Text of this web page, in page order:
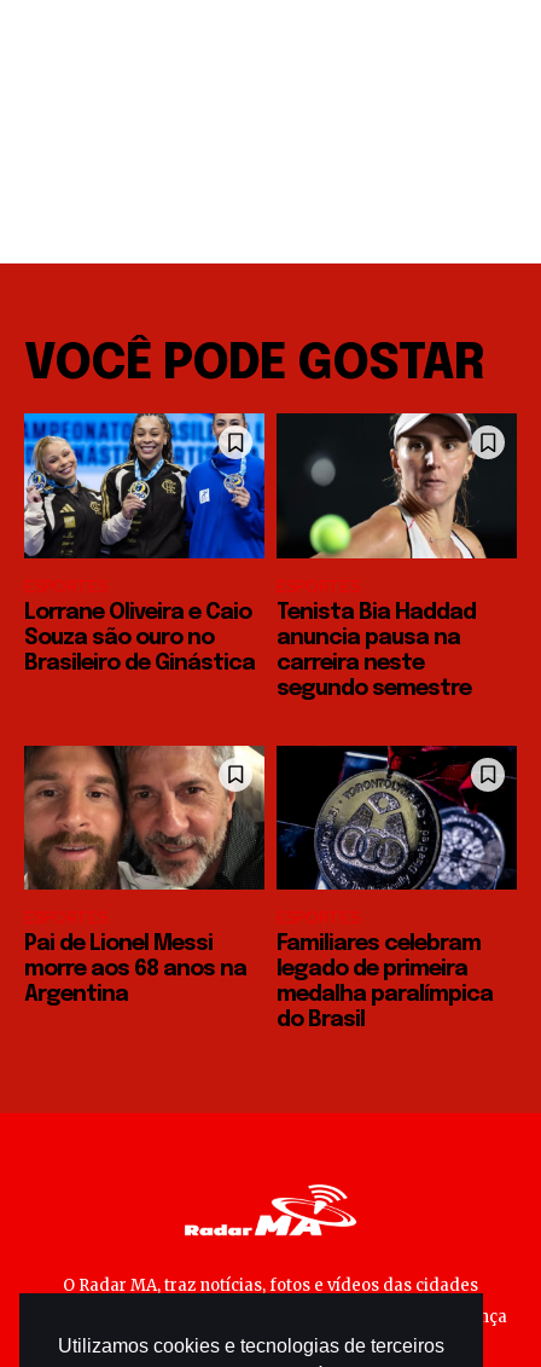
Utilizamos cookies e tecnologias de terceiros
VOCÊ PODE GOSTAR
ESPORTES
Lorrane Oliveira e Caio
Souza são ouro no
Brasileiro de Ginástica
ESPORTES
Tenista Bia Haddad
anuncia pausa na
carreira neste
segundo semestre
ESPORTES
Pai de Lionel Messi
morre aos 68 anos na
Argentina
ESPORTES
Familiares celebram
legado de primeira
medalha paralímpica
do Brasil
O Radar MA, traz notícias, fotos e vídeos das cidades
maranhenses; matérias especiais sobre política, segurança
pública e cultura popular.